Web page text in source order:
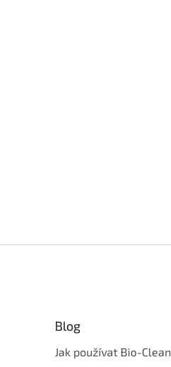
Blog
Jak používat Bio-Clean